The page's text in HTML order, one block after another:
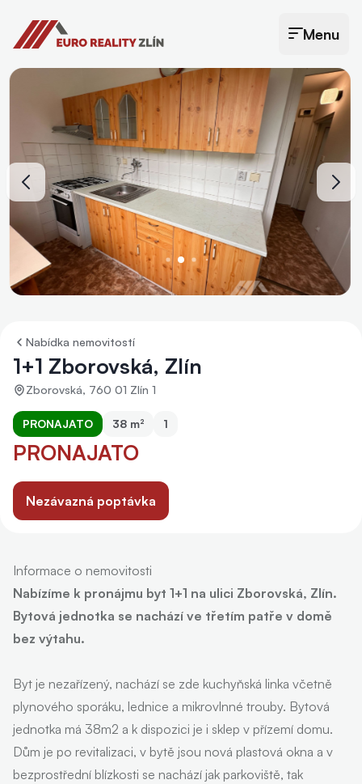
Euro Reality Zlín
Otevřít menu
Menu
Nabídka nemovitostí
1+1 Zborovská, Zlín
Zborovská, 760 01 Zlín 1
PRONAJATO 38 m² 1
PRONAJATO
Nezávazná poptávka
Informace o nemovitosti
Nabízíme k pronájmu byt 1+1 na ulici Zborovská, Zlín.
Bytová jednotka se nachází ve třetím patře v domě
bez výtahu.
Byt je nezařízený, nachází se zde kuchyňská linka včetně
plynového sporáku, lednice a mikrovlnné trouby. Bytová
jednotka má 38m2 a k dispozici je i sklep v přízemí domu.
Dům je po revitalizaci, v bytě jsou nová plastová okna a v
bezprostřední blízkosti se nachází jak parkoviště, tak